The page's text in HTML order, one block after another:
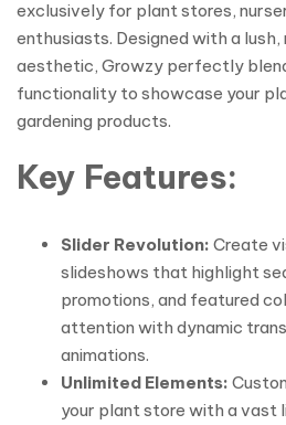
exclusively for plant stores,
enthusiasts. Designed with a
aesthetic, Growzy perfectly
functionality to showcase your
gardening products.
Key Features:
Slider Revolution: Create
slideshows that highlight
promotions, and featured
attention with dynamic
animations.
Unlimited Elements:
your plant store with a vast